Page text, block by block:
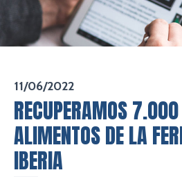
11/06/2022
RECUPERAMOS
ALIMENTOS DE LA
IBERIA